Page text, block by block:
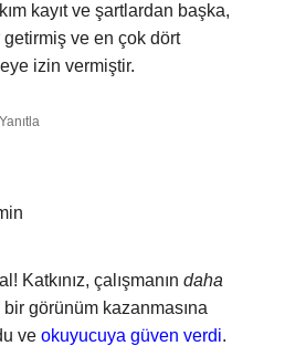
kayıt ve şartlardan başka,
getirmiş ve en çok dört
izin vermiştir.
Yanıtla
Katkınız, çalışmanın daha
bir görünüm kazanmasına
ve okuyucuya güven verdi.